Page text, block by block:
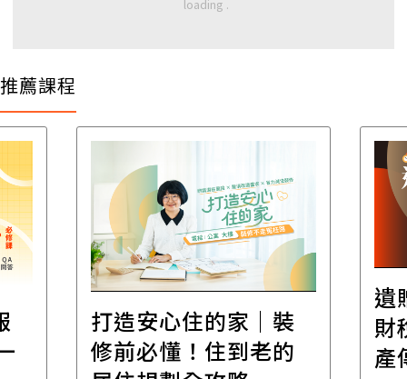
推薦課程
打造安心住的家｜裝
修前必懂！住到老的
遺
財
產